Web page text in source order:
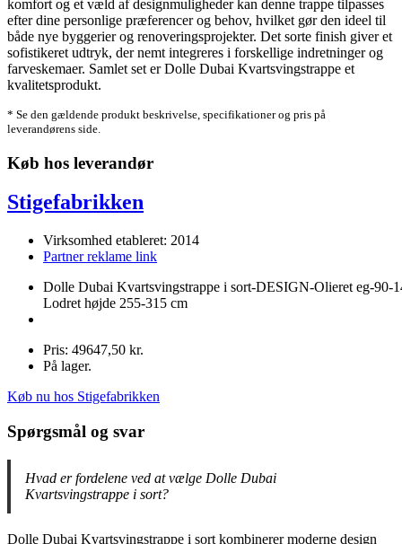
komfort og et væld af designmuligheder kan denne trappe tilpasses
efter dine personlige præferencer og behov, hvilket gør den ideel til
både nye byggerier og renoveringsprojekter. Det sorte finish giver et
sofistikeret udtryk, der nemt integreres i forskellige indretninger og
farveskemaer. Samlet set er Dolle Dubai Kvartsvingstrappe et
kvalitetsprodukt.
* Se den gældende produkt beskrivelse, specifikationer og pris på
leverandørens side.
Køb hos leverandør
Stigefabrikken
Virksomhed etableret: 2014
Partner reklame link
Dolle Dubai Kvartsvingstrappe i sort-DESIGN-Olieret eg-90-
Lodret højde 255-315 cm
Pris: 49647,50 kr.
På lager.
Køb nu hos Stigefabrikken
Spørgsmål og svar
Hvad er fordelene ved at vælge Dolle Dubai
Kvartsvingstrappe i sort?
Dolle Dubai Kvartsvingstrappe i sort kombinerer moderne design